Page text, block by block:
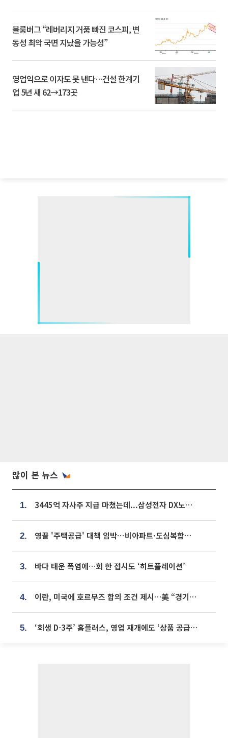
블룸버그 “레버리지 거품 빠진 코스피, 변
동성 최악 국면 지났을 가능성”
영업익으로 이자도 못 낸다…건설 한계기
업 5년 새 62→173곳
많이 본 뉴스
1. 3445억 자사주 지급 마쳤는데...삼성전자 DX노조, 뒤늦은 '떼쓰기 집회'
2. 영끌 '주택공급' 대책 임박⋯비아파트·도심복합까지 총동원
3. 바다 태운 폭염에…회 한 접시도 ‘히트플레이션’
4. 이란, 미국에 호르무즈 합의 조건 제시…美 “경기 아직 안 끝나” [종합]
5. ‘회생 D-3주’ 홈플러스, 영업 재개에도 ‘상품 공급망’ 복구가 생존 관건